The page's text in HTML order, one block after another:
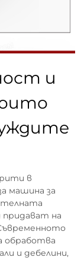
и
в
машина за
на
обработва
и дебелини,